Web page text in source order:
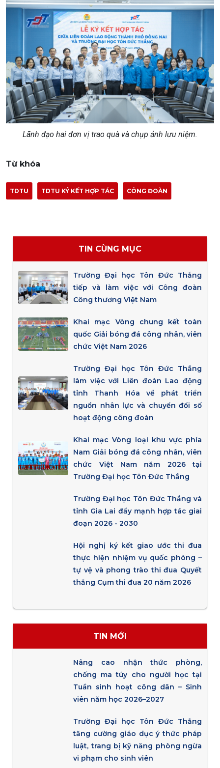
Lãnh đạo hai đơn vị trao quà và chụp ảnh lưu niệm.
Từ khóa
TDTU TDTU KÝ KẾT HỢP TÁC CÔNG ĐOÀN
TIN CÙNG MỤC
Trường Đại học Tôn Đức Thắng
tiếp và làm việc với Công đoàn
Công thương Việt Nam
Khai mạc Vòng chung kết toàn
quốc Giải bóng đá công nhân, viên
chức Việt Nam 2026
Trường Đại học Tôn Đức Thắng
làm việc với Liên đoàn Lao động
tỉnh Thanh Hóa về phát triển
nguồn nhân lực và chuyển đổi số
hoạt động công đoàn
Khai mạc Vòng loại khu vực phía
Nam Giải bóng đá công nhân, viên
chức Việt Nam năm 2026 tại
Trường Đại học Tôn Đức Thắng
Trường Đại học Tôn Đức Thắng và
tỉnh Gia Lai đẩy mạnh hợp tác giai
đoạn 2026 - 2030
Hội nghị ký kết giao ước thi đua
thực hiện nhiệm vụ quốc phòng –
tự vệ và phong trào thi đua Quyết
thắng Cụm thi đua 20 năm 2026
TIN MỚI
Nâng cao nhận thức phòng,
chống ma túy cho người học tại
Tuần sinh hoạt công dân – Sinh
viên năm học 2026–2027
Trường Đại học Tôn Đức Thắng
tăng cường giáo dục ý thức pháp
luật, trang bị kỹ năng phòng ngừa
vi phạm cho sinh viên